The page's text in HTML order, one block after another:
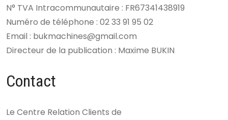
N° TVA Intracommunautaire : FR67341438919
Numéro de téléphone : 02 33 91 95 02
Email : bukmachines@gmail.com
Directeur de la publication : Maxime BUKIN
Contact
Le Centre Relation Clients de